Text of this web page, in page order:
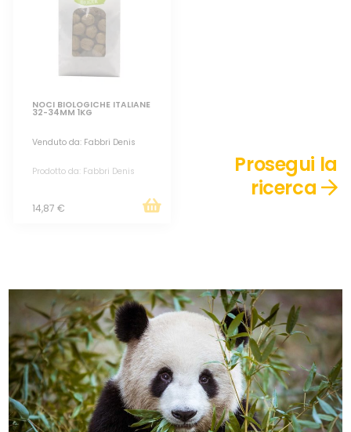
NOCI BIOLOGICHE ITALIANE
32-34MM 1KG
Venduto da: Fabbri Denis
Prodotto da: Fabbri Denis
14,87 €
Prosegui la
ricerca